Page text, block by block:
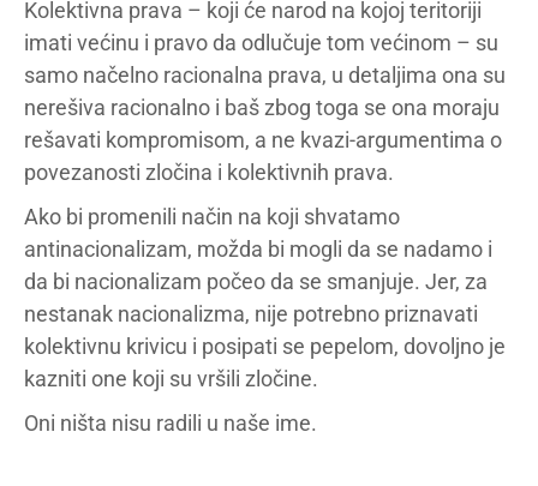
Kolektivna prava – koji će narod na kojoj teritoriji
imati većinu i pravo da odlučuje tom većinom – su
samo načelno racionalna prava, u detaljima ona su
nerešiva racionalno i baš zbog toga se ona moraju
rešavati kompromisom, a ne kvazi-argumentima o
povezanosti zločina i kolektivnih prava.
Ako bi promenili način na koji shvatamo
antinacionalizam, možda bi mogli da se nadamo i
da bi nacionalizam počeo da se smanjuje. Jer, za
nestanak nacionalizma, nije potrebno priznavati
kolektivnu krivicu i posipati se pepelom, dovoljno je
kazniti one koji su vršili zločine.
Oni ništa nisu radili u naše ime.